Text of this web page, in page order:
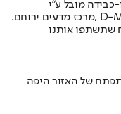
מובל ע"י
שתשתפו אותנו
של האזור היפה